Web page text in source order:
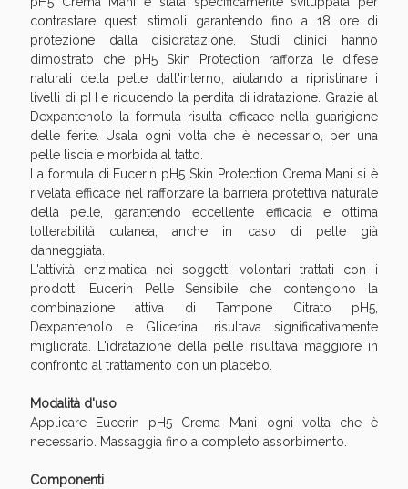
contrastare questi stimoli garantendo fino a 18 ore di
protezione dalla disidratazione. Studi clinici hanno
dimostrato che pH5 Skin Protection rafforza le difese
naturali della pelle dall'interno, aiutando a ripristinare i
livelli di pH e riducendo la perdita di idratazione. Grazie al
Dexpantenolo la formula risulta efficace nella guarigione
delle ferite. Usala ogni volta che è necessario, per una
pelle liscia e morbida al tatto.
La formula di Eucerin pH5 Skin Protection Crema Mani si è
rivelata efficace nel rafforzare la barriera protettiva naturale
della pelle, garantendo eccellente efficacia e ottima
tollerabilità cutanea, anche in caso di pelle già
danneggiata.
L'attività enzimatica nei soggetti volontari trattati con i
prodotti Eucerin Pelle Sensibile che contengono la
combinazione attiva di Tampone Citrato pH5,
Dexpantenolo e Glicerina, risultava significativamente
migliorata. L'idratazione della pelle risultava maggiore in
confronto al trattamento con un placebo.
Modalità d'uso
Applicare Eucerin pH5 Crema Mani ogni volta che è
necessario. Massaggia fino a completo assorbimento.
Componenti
Sconto fino al 55% disponibile oggi!
Vie Urinarie e Prostata: Sconti fino al 45% oggi!